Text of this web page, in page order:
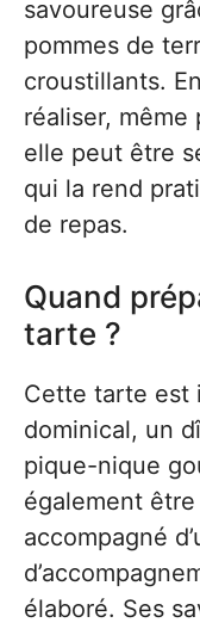
savoureuse
pommes de
croustillants.
réaliser, même
elle peut être
qui la rend
de repas.
Quand
tarte ?
Cette tarte est
dominical, un
pique-nique
également
accompagné
élaboré. Ses